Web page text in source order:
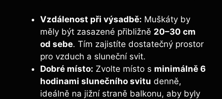
Vzdálenost při výsadbě: Muškáty by
měly být zasazené přibližně 20–30 cm
od sebe. Tím zajistíte dostatečný prostor
pro vzduch a sluneční svit.
Dobré místo: Zvolte místo s minimálně 6
hodinami slunečního svitu denně,
ideálně na jižní straně balkonu, aby byly